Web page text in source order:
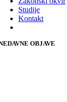
Studije
Kontakt
OBJAVE